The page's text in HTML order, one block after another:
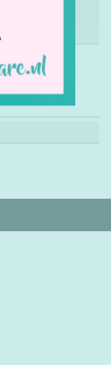
kleuren: 50%